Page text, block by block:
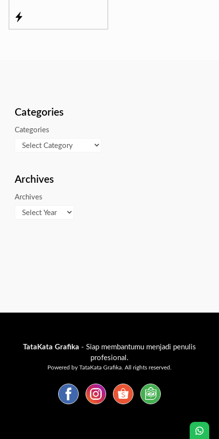
Categories
Categories
Archives
Archives
TataKata Grafika - Siap membantumu menjadi penulis
profesional.
Powered by TataKata Grafika. All rights reserved.